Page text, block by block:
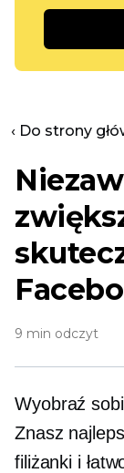
‹ Do strony
9 min odczyt
Wyobraź
Znasz
filiżanki i